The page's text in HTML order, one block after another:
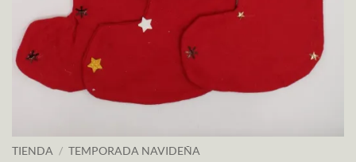
TIENDA / TEMPORADA NAVIDEÑA